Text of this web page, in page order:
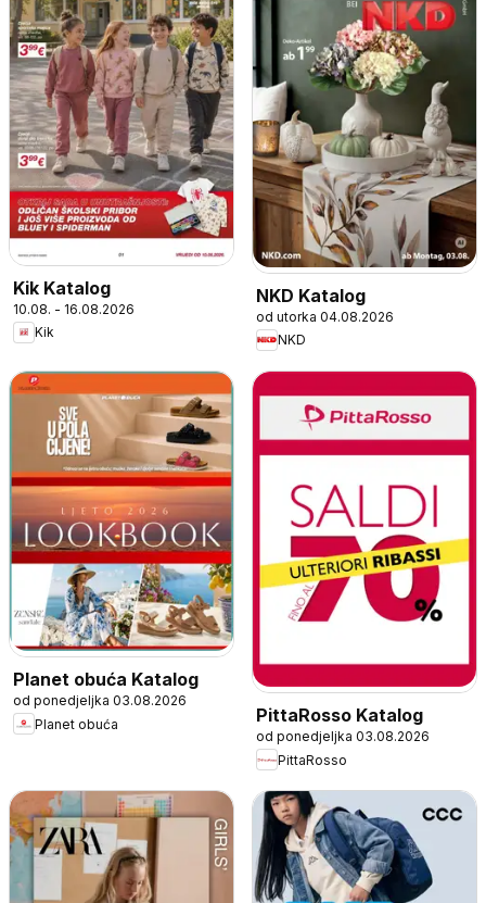
Kik Katalog
10.08. - 16.08.2026
Kik
NKD Katalog
od utorka 04.08.2026
NKD
Planet obuća Katalog
od ponedjeljka 03.08.2026
Planet obuća
PittaRosso Katalog
od ponedjeljka 03.08.2026
PittaRosso